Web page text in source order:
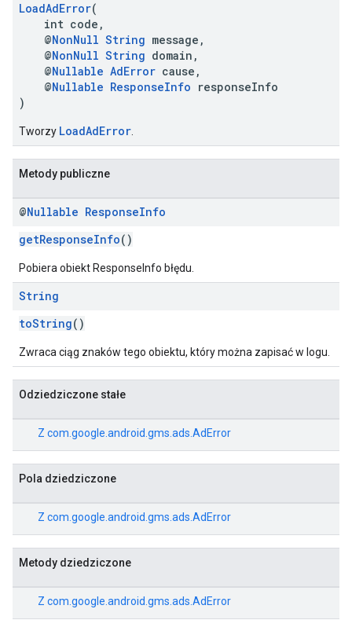
LoadAdError(
int code,
@NonNull String message,
@NonNull String domain,
@Nullable AdError cause,
@Nullable ResponseInfo responseInfo
)
Tworzy LoadAdError
Metody publiczne
@Nullable ResponseInfo
getResponseInfo()
Pobiera obiekt ResponseInfo błędu.
String
toString()
Zwraca ciąg znaków tego obiektu, który można zapisać w logu.
Odziedziczone stałe
Z com.google.android.gms.ads.AdError
Pola dziedziczone
Z com.google.android.gms.ads.AdError
Metody dziedziczone
Z com.google.android.gms.ads.AdError